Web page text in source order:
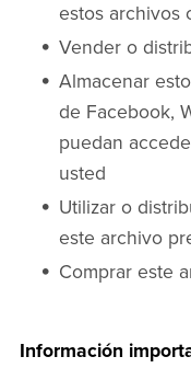
estos archivos
Vender o
Almacenar
de Facebook,
puedan
usted
Utilizar o
este archivo
Comprar este
Información